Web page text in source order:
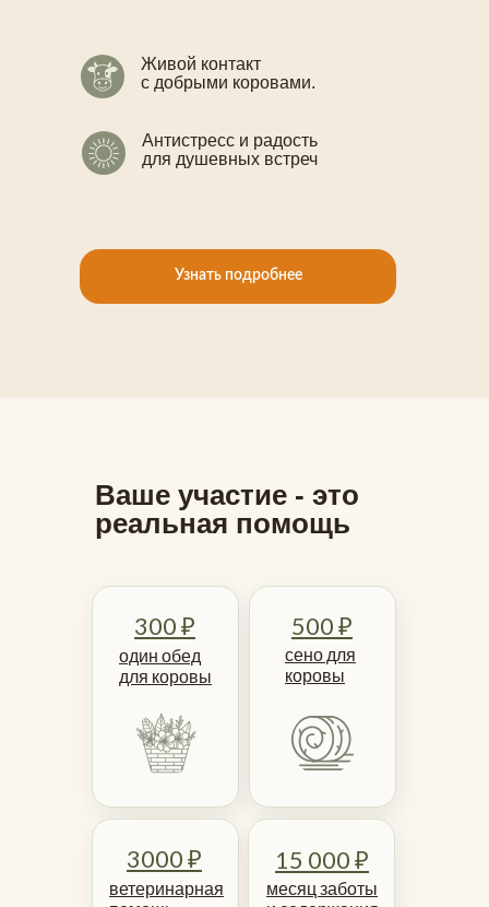
Узнать подробнее
Живой контакт
с добрыми коровами.
Антистресс и радость
для душевных встреч
Ваше участие - это
реальная помощь
300 ₽
один обед
для коровы
500 ₽
сено для
коровы
3000 ₽
ветеринарная
15 000 ₽
месяц заботы